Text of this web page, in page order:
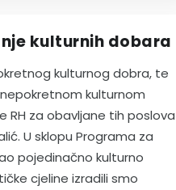
kulturnih dobara
kulturnog dobra, te
kulturnom
RH za obavljane tih poslova
U sklopu Programa za
pojedinačno kulturno
cjeline izradili smo